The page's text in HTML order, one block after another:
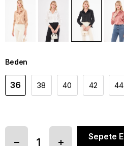
Beden
36 38 40 42 44